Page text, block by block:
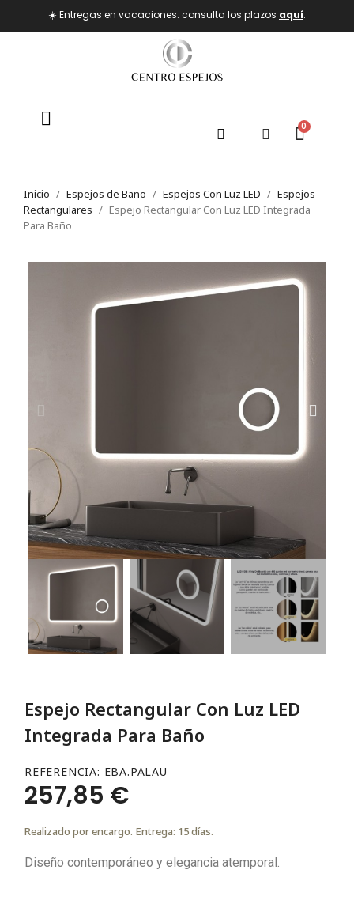
☀️ Entregas en vacaciones: consulta los plazos aquí.
Inicio Espejos de Baño Espejos Con Luz LED
Espejos
Rectangulares
Espejo Rectangular Con Luz LED Integrada
Para Baño
Espejo Rectangular Con Luz LED
Integrada Para Baño
REFERENCIA EBA.PALAU
257,85 €
Realizado por encargo. Entrega: 15 días.
Diseño contemporáneo y elegancia atemporal.